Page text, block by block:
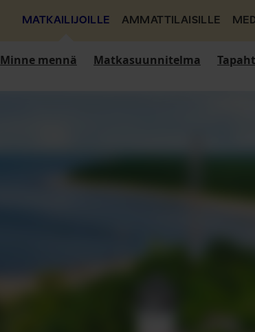
MATKAILIJOILLE AMMATTILAISILLE
Minne mennä Matkasuunnitelma